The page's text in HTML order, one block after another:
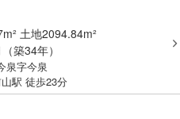
土地2094.84m²
築34年）
泉字今泉
駅 徒歩23分